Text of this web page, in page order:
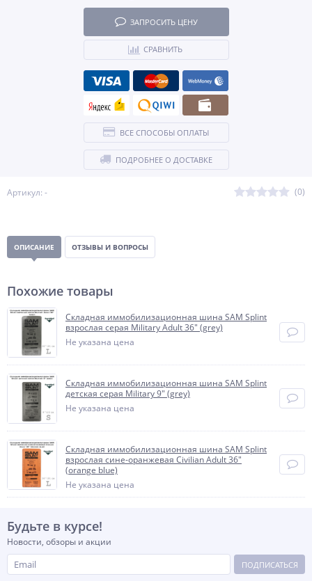
Артикул: - (0)
ЗАПРОСИТЬ ЦЕНУ
СРАВНИТЬ
ВСЕ СПОСОБЫ ОПЛАТЫ
ПОДРОБНЕЕ О ДОСТАВКЕ
ОПИСАНИЕ ОТЗЫВЫ И ВОПРОСЫ
Похожие товары
Складная иммобилизационная шина SAM Splint
взрослая серая Military Adult 36" (grey)
Не указана цена
Складная иммобилизационная шина SAM Splint
детская серая Military 9" (grey)
Не указана цена
Складная иммобилизационная шина SAM Splint
взрослая сине-оранжевая Civilian Adult 36"
(orange blue)
Не указана цена
Будьте в курсе!
Новости, обзоры и акции
ПОДПИСАТЬСЯ